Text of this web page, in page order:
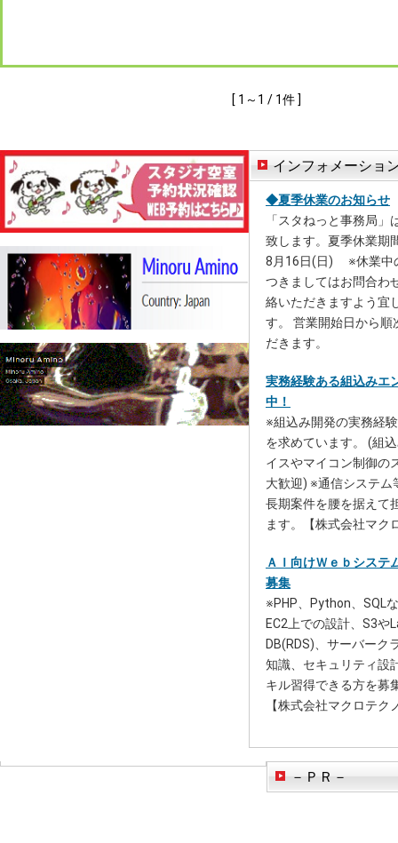
[ 1～1 / 1件 ]
インフォメーショ
◆夏季休業のお知らせ
「スタねっと事務局」
致します。夏季休業期
8月16日(日) ※休業中
つきましてはお問合わ
絡いただきますよう宜
す。 営業開始日から順
だきます。
実務経験ある組込みエ
中！
※組込み開発の実務経
を求めています。 (組
イスやマイコン制御の
大歓迎) ※通信システム
長期案件を腰を据えて
ます。【株式会社マク
ＡＩ向けＷｅｂシステ
募集
※PHP、Python、SQL
EC2上での設計、S3や
DB(RDS)、サーバーク
知識、セキュリティ設
キル習得できる方を募
【株式会社マクロテク
－ＰＲ－